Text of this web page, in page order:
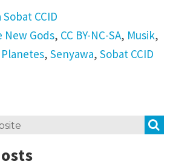
Sobat CCID
New Gods, CC BY-NC-SA, Musik,
, Senyawa, Sobat CCID